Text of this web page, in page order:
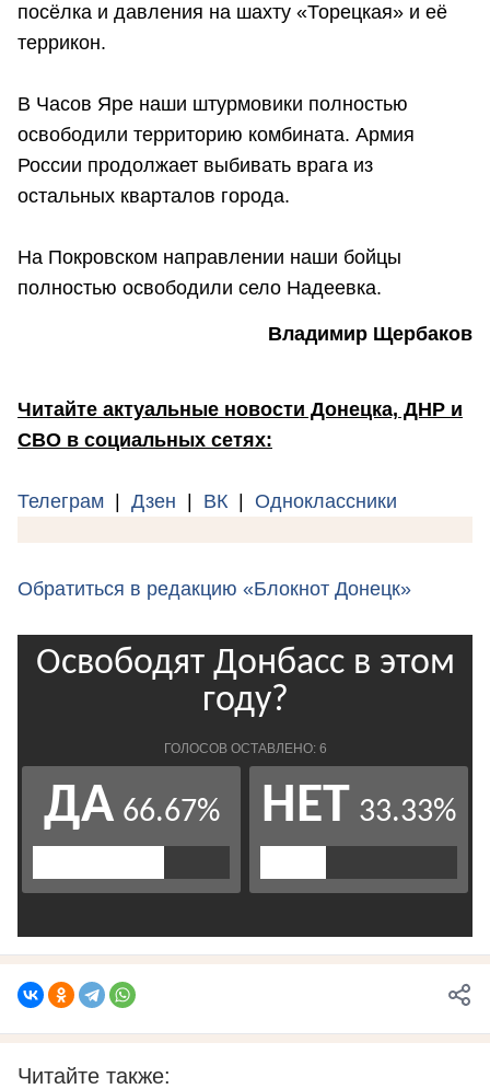
посёлка и давления на шахту «Торецкая» и её
террикон.
В Часов Яре наши штурмовики полностью
освободили территорию комбината. Армия
России продолжает выбивать врага из
остальных кварталов города.
На Покровском направлении наши бойцы
полностью освободили село Надеевка.
Владимир Щербаков
Читайте актуальные новости Донецка, ДНР и
СВО в социальных сетях:
Телеграм | Дзен | ВК | Одноклассники
Обратиться в редакцию «Блокнот Донецк»
Читайте также: